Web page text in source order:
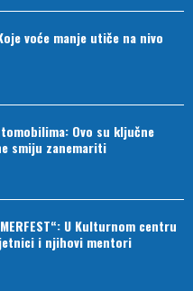
voće manje utiče na nivo
Ovo su ključne
smiju zanemariti
U Kulturnom centru
i njihovi mentori